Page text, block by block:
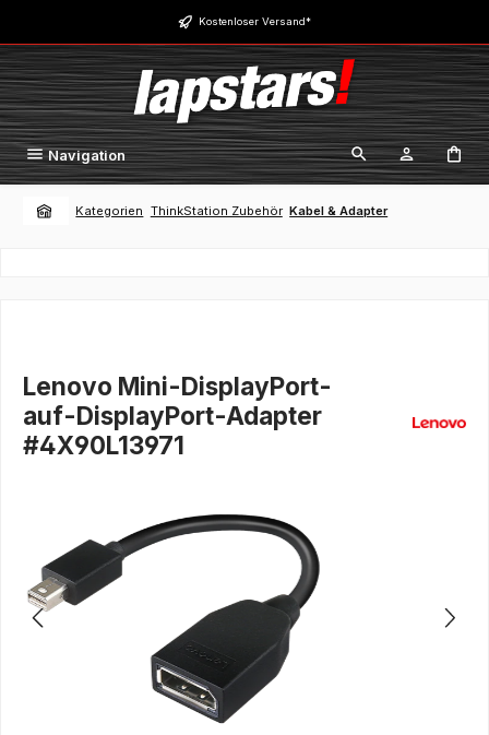
Zum Hauptinhalt springen Kostenloser Versand*
Navigation
Kategorien ThinkStation Zubehör Kabel & Adapter
Lenovo Mini-DisplayPort-
auf-DisplayPort-Adapter
#4X90L13971